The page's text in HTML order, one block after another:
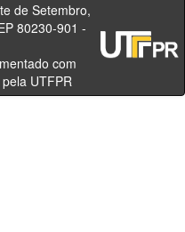
80230-901 -
- Brasil
com
UTFPR